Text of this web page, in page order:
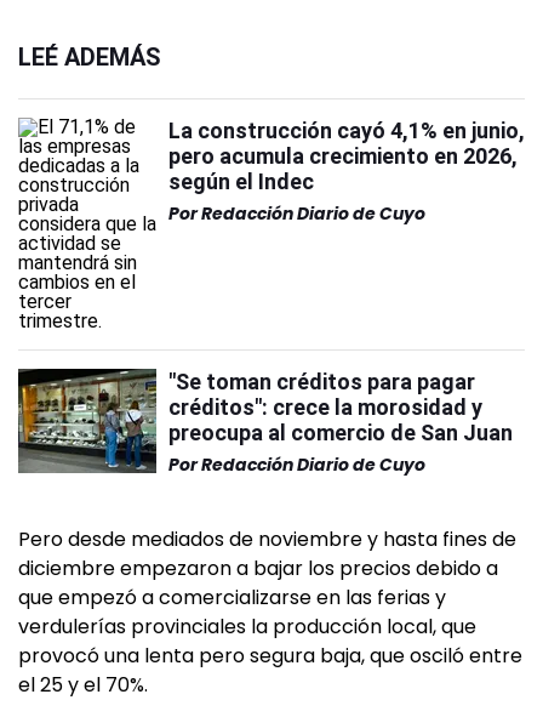
LEÉ ADEMÁS
La construcción cayó 4,1% en junio,
pero acumula crecimiento en 2026,
según el Indec
PorRedacción Diario de Cuyo
"Se toman créditos para pagar
créditos": crece la morosidad y
preocupa al comercio de San Juan
PorRedacción Diario de Cuyo
Pero desde mediados de noviembre y hasta fines de
diciembre empezaron a bajar los precios debido a
que empezó a comercializarse en las ferias y
verdulerías provinciales la producción local, que
provocó una lenta pero segura baja, que osciló entre
el 25 y el 70%.